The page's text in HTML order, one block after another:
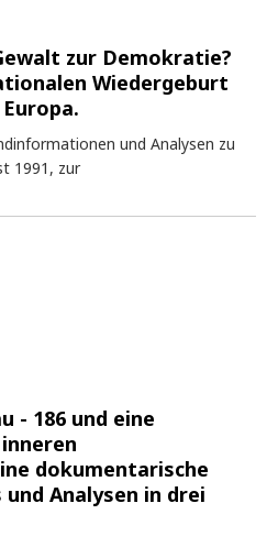
zur Demokratie?
Wiedergeburt
und Analysen zu
1991, zur
- 186 und eine
dokumentarische
Analysen in drei